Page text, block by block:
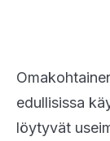
edullisissa
löytyvät